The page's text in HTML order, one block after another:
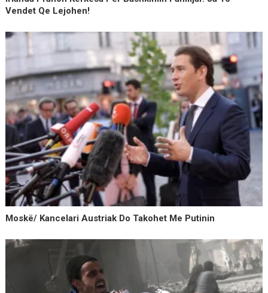
Vendet Qe Lejohen!
Moskë/ Kancelari Austriak Do Takohet Me Putinin